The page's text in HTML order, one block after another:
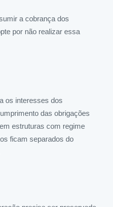
a cobrança dos
por não realizar essa
os interesses dos
das obrigações
estruturas com regime
ficam separados do